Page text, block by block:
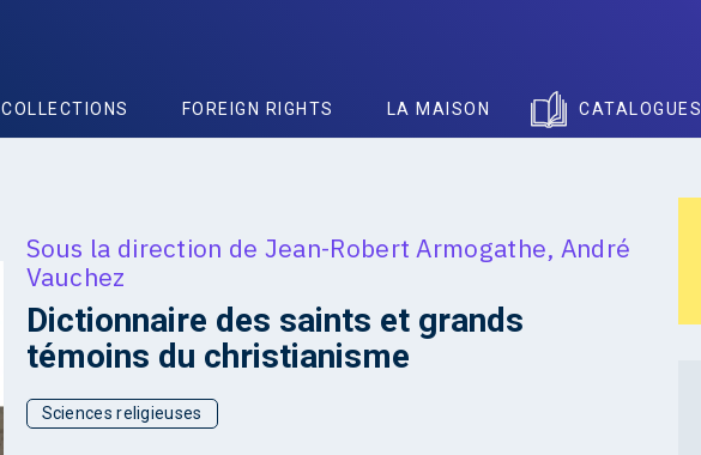
COLLECTIONS FOREIGN RIGHTS LA MAISON CATALOGUES
Sous la direction de Jean-Robert Armogathe, André
Vauchez
Dictionnaire des saints et grands
témoins du christianisme
Sciences religieuses